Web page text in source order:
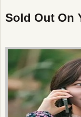
Sold Out On